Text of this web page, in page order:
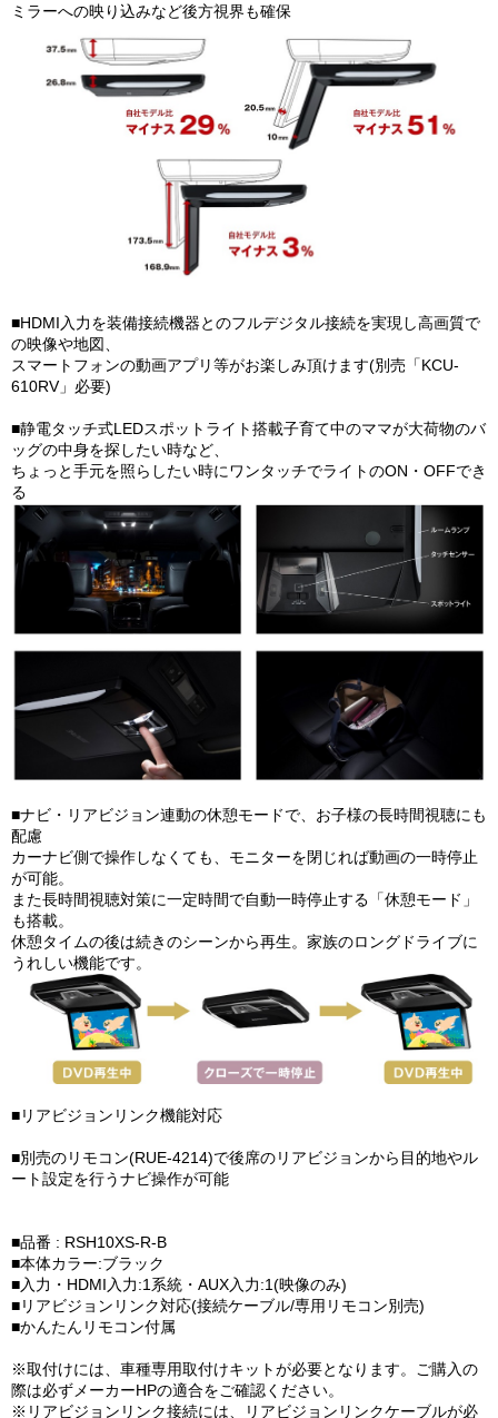
ミラーへの映り込みなど後方視界も確保
■HDMI入力を装備接続機器とのフルデジタル接続を実現し高画質で
の映像や地図、
スマートフォンの動画アプリ等がお楽しみ頂けます(別売「KCU-
610RV」必要)
■静電タッチ式LEDスポットライト搭載子育て中のママが大荷物のバ
ッグの中身を探したい時など、
ちょっと手元を照らしたい時にワンタッチでライトのON・OFFでき
る
■ナビ・リアビジョン連動の休憩モードで、お子様の長時間視聴にも
配慮
カーナビ側で操作しなくても、モニターを閉じれば動画の一時停止
が可能。
また長時間視聴対策に一定時間で自動一時停止する「休憩モード」
も搭載。
休憩タイムの後は続きのシーンから再生。家族のロングドライブに
うれしい機能です。
■リアビジョンリンク機能対応
■別売のリモコン(RUE-4214)で後席のリアビジョンから目的地やル
ート設定を行うナビ操作が可能
■品番 : RSH10XS-R-B
■本体カラー:ブラック
■入力・HDMI入力:1系統・AUX入力:1(映像のみ)
■リアビジョンリンク対応(接続ケーブル/専用リモコン別売)
■かんたんリモコン付属
※取付けには、車種専用取付けキットが必要となります。ご購入の
際は必ずメーカーHPの適合をご確認ください。
※リアビジョンリンク接続には、リアビジョンリンクケーブルが必